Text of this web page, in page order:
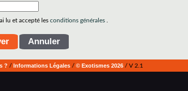
lu et accepté les conditions générales
? / Informations Légales/ © Exotismes 2026/ V 2.1